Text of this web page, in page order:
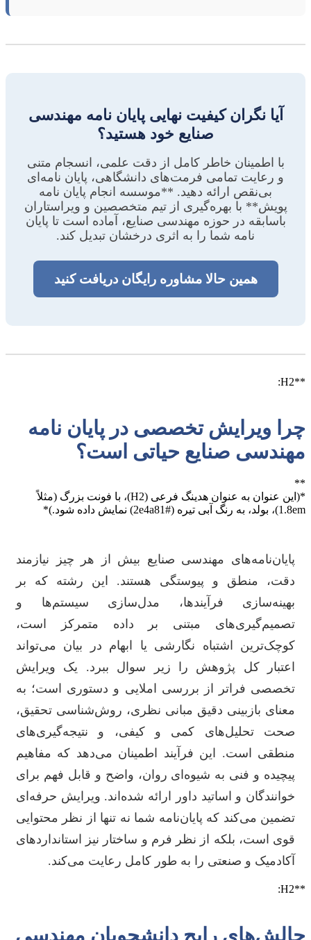
آیا نگران کیفیت نهایی پایان نامه مهندسی
صنایع خود هستید؟
با اطمینان خاطر کامل از دقت علمی، انسجام متنی
و رعایت تمامی فرمت‌های دانشگاهی، پایان نامه‌ای
بی‌نقص ارائه دهید. **موسسه انجام پایان نامه
پویش** با بهره‌گیری از تیم متخصصین و ویراستاران
باسابقه در حوزه مهندسی صنایع، آماده است تا پایان
نامه شما را به اثری درخشان تبدیل کند.
همین حالا مشاوره رایگان دریافت کنید
**H2:
چرا ویرایش تخصصی در پایان نامه
مهندسی صنایع حیاتی است؟
**
*(این عنوان به عنوان هدینگ فرعی (H2)، با فونت بزرگ (مثلاً
1.8em)، بولد، به رنگ آبی تیره (#2e4a81) نمایش داده شود.)*
پایان‌نامه‌های مهندسی صنایع بیش از هر چیز نیازمند
دقت، منطق و پیوستگی هستند. این رشته که بر
بهینه‌سازی فرآیندها، مدل‌سازی سیستم‌ها و
تصمیم‌گیری‌های مبتنی بر داده متمرکز است،
کوچک‌ترین اشتباه نگارشی یا ابهام در بیان می‌تواند
اعتبار کل پژوهش را زیر سوال ببرد. یک ویرایش
تخصصی فراتر از بررسی املایی و دستوری است؛ به
معنای بازبینی دقیق مبانی نظری، روش‌شناسی تحقیق،
صحت تحلیل‌های کمی و کیفی، و نتیجه‌گیری‌های
منطقی است. این فرآیند اطمینان می‌دهد که مفاهیم
پیچیده و فنی به شیوه‌ای روان، واضح و قابل فهم برای
خوانندگان و اساتید داور ارائه شده‌اند. ویرایش حرفه‌ای
تضمین می‌کند که پایان‌نامه شما نه تنها از نظر محتوایی
قوی است، بلکه از نظر فرم و ساختار نیز استانداردهای
آکادمیک و صنعتی را به طور کامل رعایت می‌کند.
**H2:
چالش‌های رایج دانشجویان مهندسی